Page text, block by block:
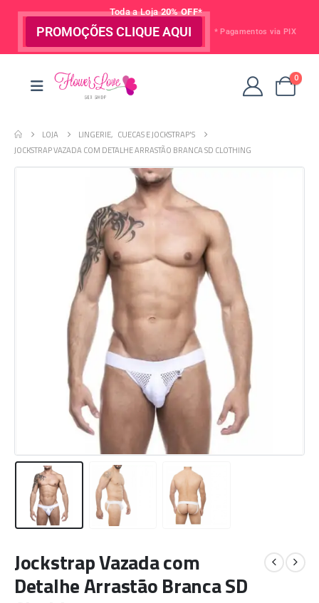
Toda a Loja20% OFF*
PROMOÇÕES CLIQUE AQUI * Pagamentos via PIX
0
LOJA LINGERIE, CUECAS E JOCKSTRAP'S
JOCKSTRAP VAZADA COM DETALHE ARRASTÃO BRANCA SD CLOTHING
Jockstrap Vazada com
Detalhe Arrastão Branca SD